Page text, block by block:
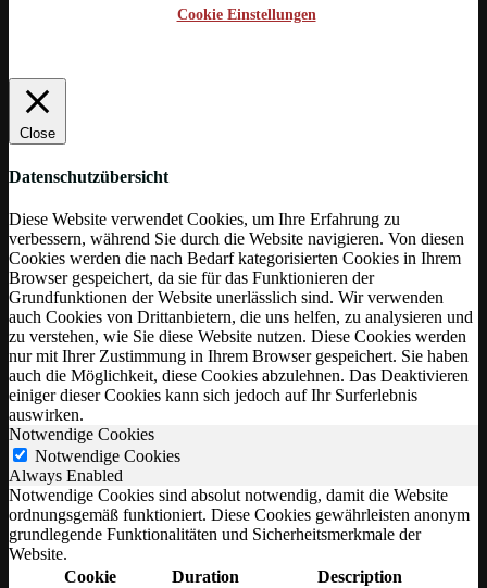
Cookie Einstellungen
Close
Datenschutzübersicht
Diese Website verwendet Cookies, um Ihre Erfahrung zu
verbessern, während Sie durch die Website navigieren. Von diesen
Cookies werden die nach Bedarf kategorisierten Cookies in Ihrem
Browser gespeichert, da sie für das Funktionieren der
Grundfunktionen der Website unerlässlich sind. Wir verwenden
auch Cookies von Drittanbietern, die uns helfen, zu analysieren und
zu verstehen, wie Sie diese Website nutzen. Diese Cookies werden
nur mit Ihrer Zustimmung in Ihrem Browser gespeichert. Sie haben
auch die Möglichkeit, diese Cookies abzulehnen. Das Deaktivieren
einiger dieser Cookies kann sich jedoch auf Ihr Surferlebnis
auswirken.
Notwendige Cookies
Notwendige Cookies
Always Enabled
Notwendige Cookies sind absolut notwendig, damit die Website
ordnungsgemäß funktioniert. Diese Cookies gewährleisten anonym
grundlegende Funktionalitäten und Sicherheitsmerkmale der
Website.
Cookie
Duration Description